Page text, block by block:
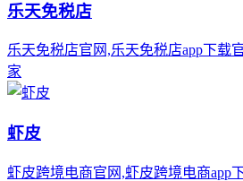
乐天免税店
乐天免税店官网,乐天免税店app下载
家
虾皮
虾皮跨境电商官网,虾皮跨境电商app